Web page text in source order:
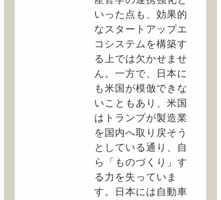
いった点も、効果的
なスタートアップエ
コシステムを構築す
る上では欠かせませ
ん。一方で、日本に
も米国が模倣できな
いこともあり、米国
はトランプが製造業
を国内へ取り戻そう
としている通り、自
ら「ものづくり」す
る力を失っていま
す。日本には自動車